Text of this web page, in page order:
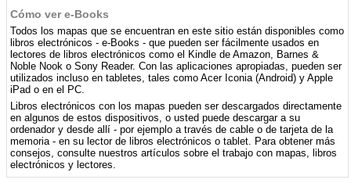
Cómo ver e-Books
Todos los mapas que se encuentran en este sitio están disponibles como
libros electrónicos - e-Books - que pueden ser fácilmente usados ​​en
lectores de libros electrónicos como el Kindle de Amazon, Barnes &
Noble Nook o Sony Reader. Con las aplicaciones apropiadas, pueden ser
utilizados incluso en tabletes, tales como Acer Iconia (Android) y Apple
iPad o en el PC.
Libros electrónicos con los mapas pueden ser descargados directamente
en algunos de estos dispositivos, o usted puede descargar a su
ordenador y desde allí - por ejemplo a través de cable o de tarjeta de la
memoria - en su lector de libros electrónicos o tablet. Para obtener más
consejos, consulte nuestros artículos sobre el trabajo con mapas, libros
electrónicos y lectores.